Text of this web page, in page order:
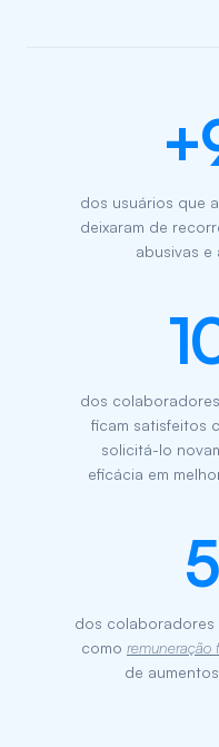
dos usuários que
deixaram de
abusivas e
dos
ficam satisfeitos
solicitá-lo
eficácia em
dos colaboradores
como remuneração
de